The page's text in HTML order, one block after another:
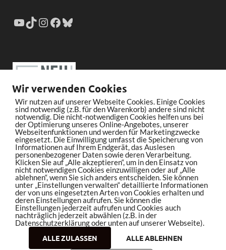
Wir verwenden Cookies
Wir nutzen auf unserer Webseite Cookies. Einige Cookies
sind notwendig (z.B. für den Warenkorb) andere sind nicht
notwendig. Die nicht-notwendigen Cookies helfen uns bei
der Optimierung unseres Online-Angebotes, unserer
Webseitenfunktionen und werden für Marketingzwecke
eingesetzt. Die Einwilligung umfasst die Speicherung von
Informationen auf Ihrem Endgerät, das Auslesen
personenbezogener Daten sowie deren Verarbeitung.
Klicken Sie auf „Alle akzeptieren“, um in den Einsatz von
nicht notwendigen Cookies einzuwilligen oder auf „Alle
ablehnen“, wenn Sie sich anders entscheiden. Sie können
unter „Einstellungen verwalten“ detaillierte Informationen
der von uns eingesetzten Arten von Cookies erhalten und
deren Einstellungen aufrufen. Sie können die
Einstellungen jederzeit aufrufen und Cookies auch
nachträglich jederzeit abwählen (z.B. in der
Datenschutzerklärung oder unten auf unserer Webseite).
ALLE ZULASSEN
ALLE ABLEHNEN